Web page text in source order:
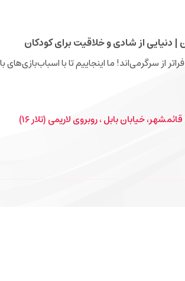
دنیایی از شادی و خلاقیت برای کودکان
از سرگرمی‌اند! ما اینجاییم تا با
خیابان بابل ، روبروی لاریمی (تلار ۱۶)